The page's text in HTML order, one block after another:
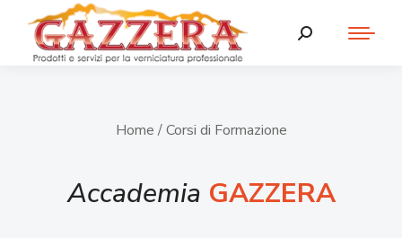
Home / Corsi di Formazione
Accademia GAZZERA